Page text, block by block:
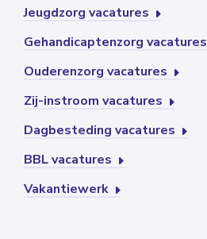
Jeugdzorg vacatures
Gehandicaptenzorg vacatures
Ouderenzorg vacatures
Zij-instroom vacatures
Dagbesteding vacatures
BBL vacatures
Vakantiewerk